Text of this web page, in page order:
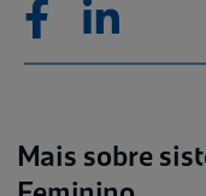
Mais sobre